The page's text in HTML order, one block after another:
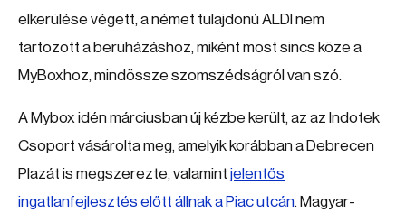
elkerülése végett, a német tulajdonú ALDI nem
tartozott a beruházáshoz, miként most sincs köze a
MyBoxhoz, mindössze szomszédságról van szó.
A Mybox idén márciusban új kézbe került, az az Indotek
Csoport vásárolta meg, amelyik korábban a Debrecen
Plazát is megszerezte, valamint jelentős
ingatlanfejlesztés előtt állnak a Piac utcán. Magyar-